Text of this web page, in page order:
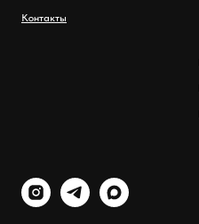
Контакты